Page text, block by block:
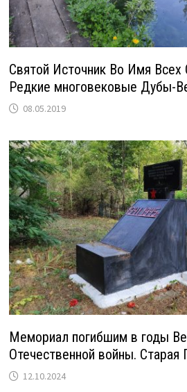
Святой Источник Во Имя
Редкие многовековые Дубы-
08.05.2019
Мемориал погибшим в годы
Отечественной войны. Старая
12.10.2024